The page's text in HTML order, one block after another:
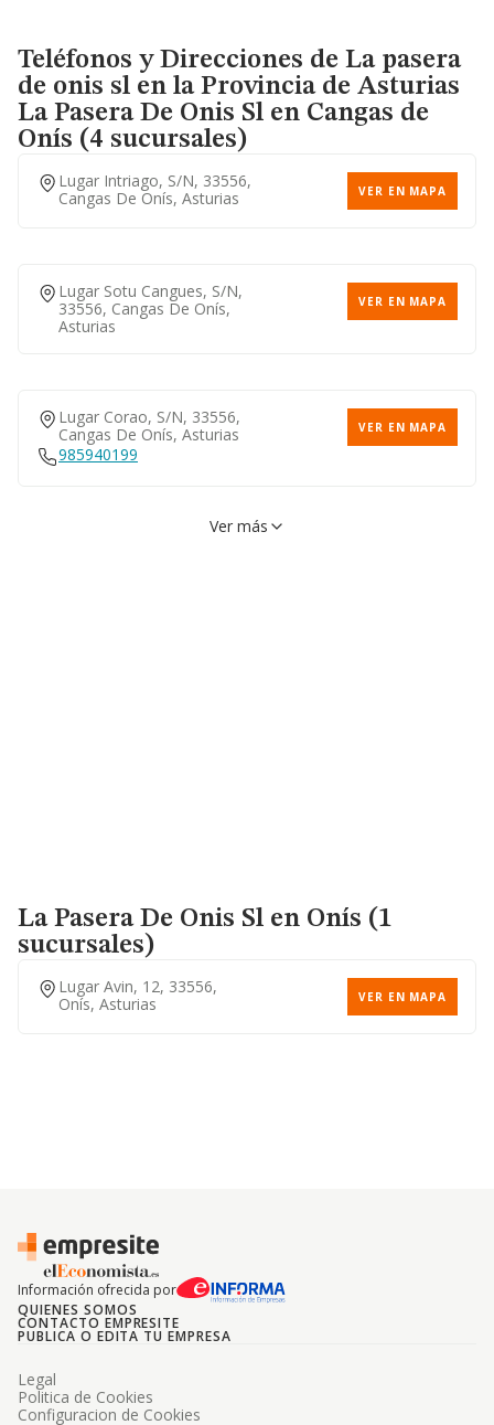
Teléfonos y Direcciones de La pasera
de onis sl en la Provincia de Asturias
La Pasera De Onis Sl en Cangas de
Onís (4 sucursales)
Lugar Intriago, S/n, 33556,
Cangas De Onís, Asturias
VER EN MAPA
Lugar Sotu Cangues, S/n,
33556, Cangas De Onís,
Asturias
VER EN MAPA
Lugar Corao, S/n, 33556,
Cangas De Onís, Asturias
VER EN MAPA
985940199
Ver más
La Pasera De Onis Sl en Onís (1
sucursales)
Lugar Avin, 12, 33556,
Onís, Asturias
VER EN MAPA
Información ofrecida por
QUIENES SOMOS
CONTACTO EMPRESITE
PUBLICA O EDITA TU EMPRESA
Legal
Politica de Cookies
Configuracion de Cookies